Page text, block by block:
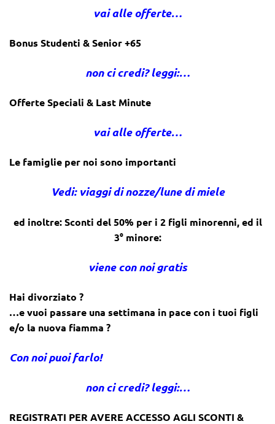
vai alle offerte…
Bonus Studenti & Senior +65
non ci credi? leggi:…
Offerte Speciali & Last Minute
vai alle offerte…
Le famiglie per noi sono importanti
Vedi: viaggi di nozze/lune di miele
ed inoltre: Sconti del 50% per i 2 figli minorenni, ed il
3° minore:
viene con noi gratis
Hai divorziato ?
…e vuoi passare una settimana in pace con i tuoi figli
e/o la nuova fiamma ?
Con noi puoi farlo!
non ci credi? leggi:…
REGISTRATI PER AVERE ACCESSO AGLI SCONTI &